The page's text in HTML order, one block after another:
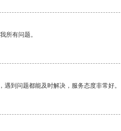
所有问题。
到问题都能及时解决，服务态度非常好。